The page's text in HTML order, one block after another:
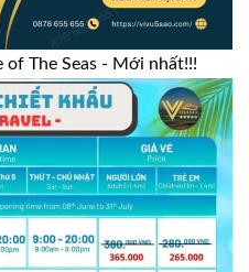
The Seas - Mới nhất!!!